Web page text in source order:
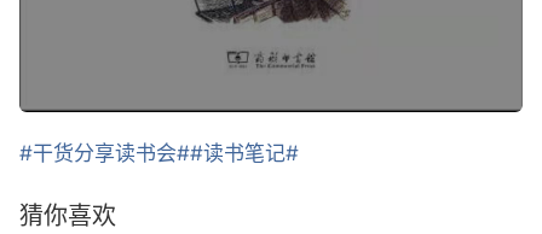
#干货分享读书会##读书笔记#
猜你喜欢